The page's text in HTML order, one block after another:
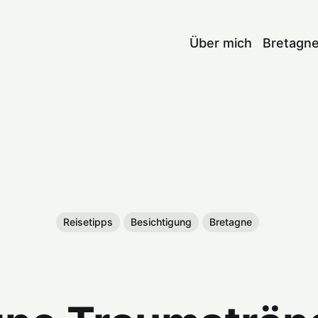
Über mich
Reisetipps Besichtigung Bretagne